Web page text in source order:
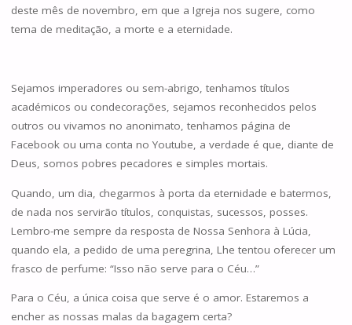
deste mês de novembro, em que a Igreja nos sugere, como
tema de meditação, a morte e a eternidade.
Sejamos imperadores ou sem-abrigo, tenhamos títulos
académicos ou condecorações, sejamos reconhecidos pelos
outros ou vivamos no anonimato, tenhamos página de
Facebook ou uma conta no Youtube, a verdade é que, diante de
Deus, somos pobres pecadores e simples mortais.
Quando, um dia, chegarmos à porta da eternidade e batermos,
de nada nos servirão títulos, conquistas, sucessos, posses.
Lembro-me sempre da resposta de Nossa Senhora à Lúcia,
quando ela, a pedido de uma peregrina, Lhe tentou oferecer um
frasco de perfume: “Isso não serve para o Céu…”
Para o Céu, a única coisa que serve é o amor. Estaremos a
encher as nossas malas da bagagem certa?